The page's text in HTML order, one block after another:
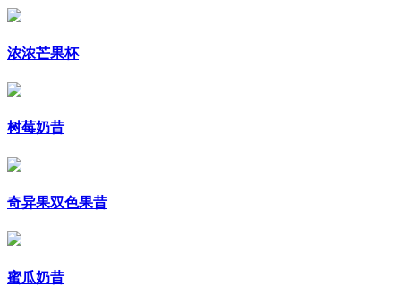
浓浓芒果杯
树莓奶昔
奇异果双色果昔
蜜瓜奶昔